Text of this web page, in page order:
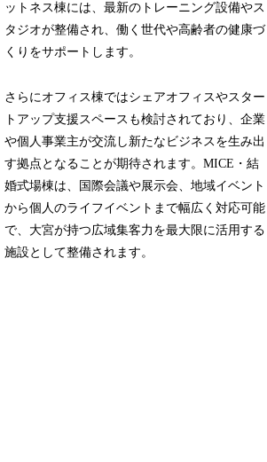
ットネス棟には、最新のトレーニング設備やス
タジオが整備され、働く世代や高齢者の健康づ
くりをサポートします。
さらにオフィス棟ではシェアオフィスやスター
トアップ支援スペースも検討されており、企業
や個人事業主が交流し新たなビジネスを生み出
す拠点となることが期待されます。MICE・結
婚式場棟は、国際会議や展示会、地域イベント
から個人のライフイベントまで幅広く対応可能
で、大宮が持つ広域集客力を最大限に活用する
施設として整備されます。